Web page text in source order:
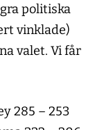
politiska
vinklade)
valet. Vi får
285 – 253